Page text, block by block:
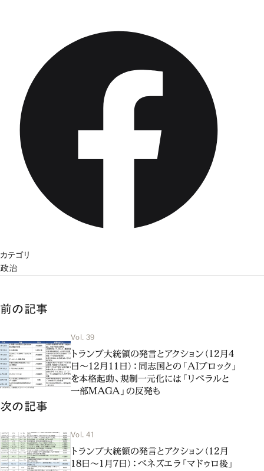
カテゴリ
政治
前の記事
Vol. 39
トランプ大統領の発言とアクション（12月4
日～12月11日）：同志国との「AIブロック」
を本格起動、規制一元化には「リベラルと
一部MAGA」の反発も
次の記事
Vol. 41
トランプ大統領の発言とアクション（12月
18日～1月7日）：ベネズエラ「マドゥロ後」